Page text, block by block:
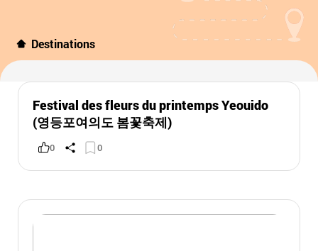
Destinations
Festival des fleurs du printemps Yeouido
(영등포여의도 봄꽃축제)
0 0